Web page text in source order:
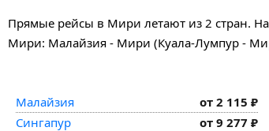
Прямые рейсы в Мири летают из 2 стран.
Мири: Малайзия - Мири (Куала-Лумпур -
Малайзия
от 2 115 ₽
Сингапур
от 9 277 ₽